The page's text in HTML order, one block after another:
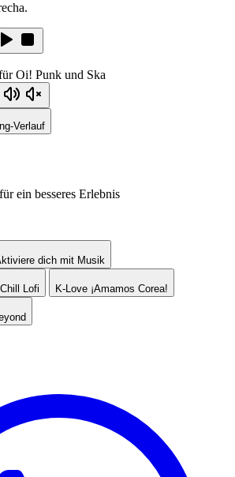
Oi! Punk und Ska
Verlauf
ein besseres Erlebnis
dich mit Musik
Lofi K-Love ¡Amamos Corea!